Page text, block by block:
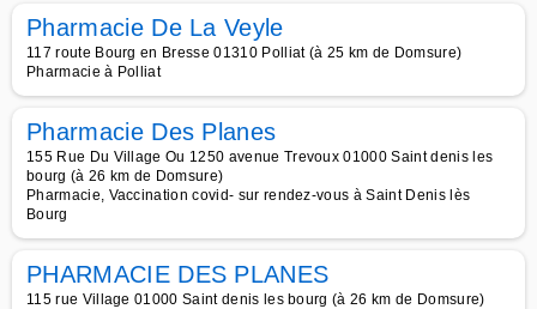
Pharmacie De La Veyle
117 route Bourg en Bresse 01310 Polliat (à 25 km de Domsure)
Pharmacie à Polliat
Pharmacie Des Planes
155 Rue Du Village Ou 1250 avenue Trevoux 01000 Saint denis les
bourg (à 26 km de Domsure)
Pharmacie, Vaccination covid- sur rendez-vous à Saint Denis lès
Bourg
PHARMACIE DES PLANES
115 rue Village 01000 Saint denis les bourg (à 26 km de Domsure)